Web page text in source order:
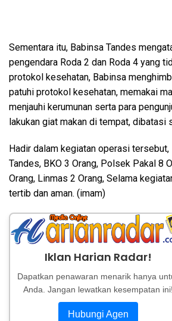
Sementara itu, Babinsa Tandes
pengendara Roda 2 dan Roda 4 yang
protokol kesehatan, Babinsa
patuhi protokol kesehatan, memakai
menjauhi kerumunan serta para
lakukan giat makan di tempat, dibatasi
Hadir dalam kegiatan operasi
Tandes, BKO 3 Orang, Polsek Pakal 8
Orang, Linmas 2 Orang, Selama
tertib dan aman. (imam)
Iklan Harian Radar!
Dapatkan penawaran menarik hanya
Anda. Jangan lewatkan kesempatan ini!
Hubungi Agen